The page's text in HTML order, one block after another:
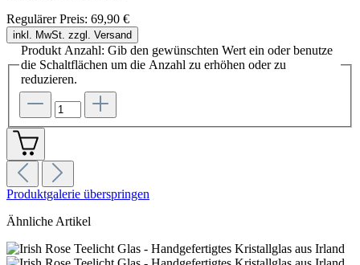
Regulärer Preis: 69,90 €
inkl. MwSt. zzgl. Versand
Produkt Anzahl: Gib den gewünschten Wert ein oder benutze
die Schaltflächen um die Anzahl zu erhöhen oder zu
reduzieren.
Produktgalerie überspringen
Ähnliche Artikel